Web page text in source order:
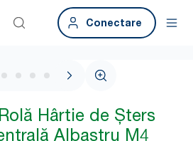
Conectare
1 / 6
Hârtie de Șters
Albastru M4